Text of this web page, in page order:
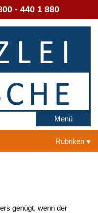
- 440 1 880
Menü
Rubriken
genügt, wenn der